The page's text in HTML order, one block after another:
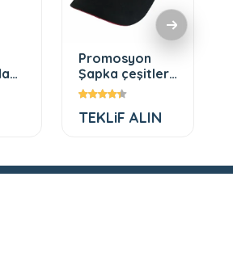
Promosyon
Şapka çeşitleri
türkiye
TEKLiF ALIN